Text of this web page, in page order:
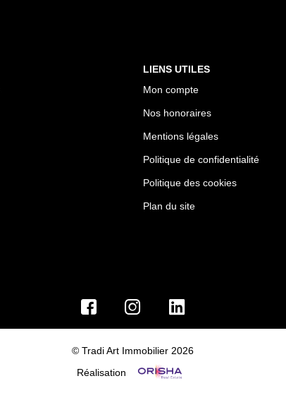
LIENS UTILES
Mon compte
Nos honoraires
Mentions légales
Politique de confidentialité
Politique des cookies
Plan du site
© Tradi Art Immobilier 2026
Réalisation